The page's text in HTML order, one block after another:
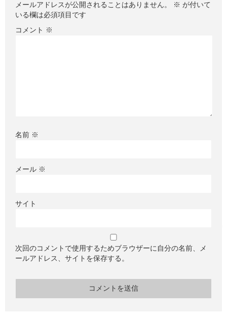
メールアドレスが公開されることはありません。 ※ が付いて
いる欄は必須項目です
コメント ※
名前 ※
メール ※
サイト
次回のコメントで使用するためブラウザーに自分の名前、メ
ールアドレス、サイトを保存する。